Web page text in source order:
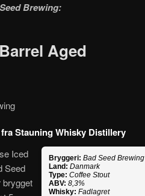
Brewing:
Aged
Stauning Whisky Distillery
Bryggeri: Bad Seed Brewing
Land: Danmark
Type: Coffee Stout
ABV: 8,3%
Whisky: Fadlagret
Iced
Seed
brygget